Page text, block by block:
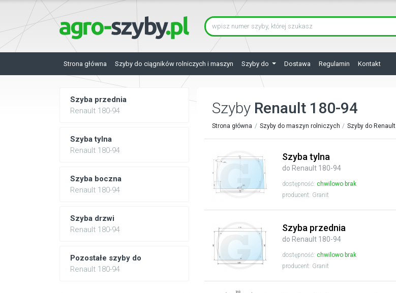
Strona główna Szyby do ciągników rolniczych i maszyn Szyby do Dostawa Regulamin Kontakt
Szyba przednia
Renault 180-94
Szyba tylna
Renault 180-94
Szyba boczna
Renault 180-94
Szyba drzwi
Renault 180-94
Pozostałe szyby do
Renault 180-94
Szyby Renault 180-94
Strona główna Szyby do maszyn rolniczych Szyby do Renault
Szyba tylna
do Renault 180-94
dostępność:chwilowo brak
producent: Granit
Szyba przednia
do Renault 180-94
dostępność:chwilowo brak
producent: Granit